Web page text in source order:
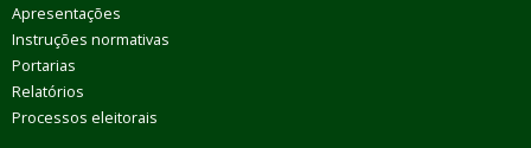
Apresentações
Instruções normativas
Portarias
Relatórios
Processos eleitorais